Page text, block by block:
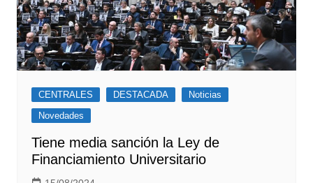
CENTRALES DESTACADA
Noticias
Novedades
Tiene media sanción la Ley de
Financiamiento Universitario